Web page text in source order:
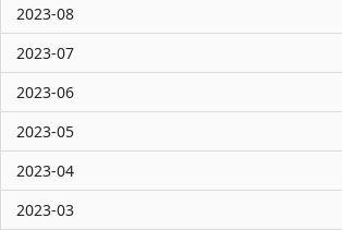
2023-08
2023-07
2023-06
2023-05
2023-04
2023-03